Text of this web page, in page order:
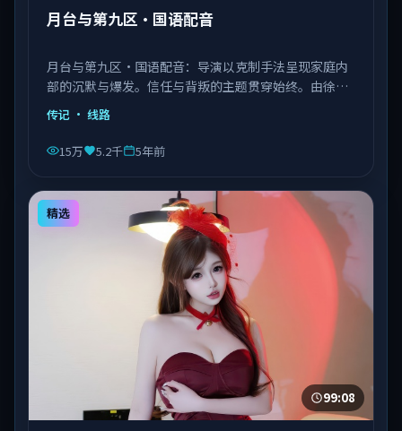
月台与第九区·国语配音
月台与第九区·国语配音：导演以克制手法呈现家庭内
部的沉默与爆发。信任与背叛的主题贯穿始终。由徐克
执导，章子怡、菅田将晖、张子枫等主演，中国台湾出
品，类型为传记。
传记 · 线路
15万 5.2千 5年前
精选
99:08